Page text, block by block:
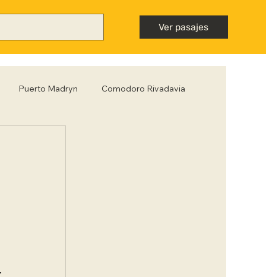
Ver pasajes
Puerto Madryn Comodoro Rivadavia